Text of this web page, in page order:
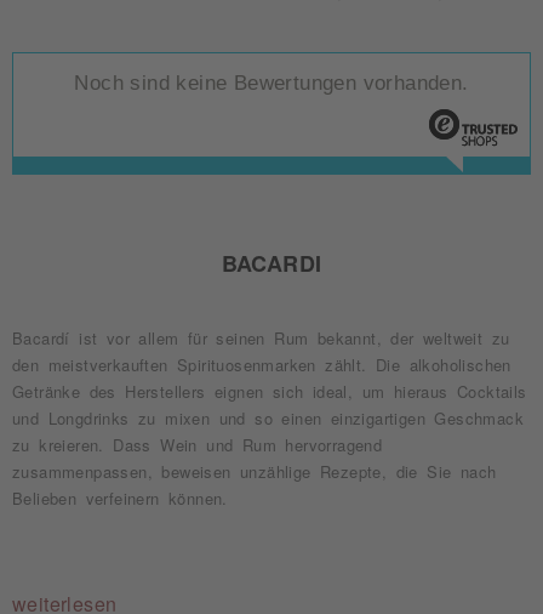
Noch sind keine Bewertungen vorhanden.
BACARDI
Bacardí ist vor allem für seinen Rum bekannt, der weltweit zu
den meistverkauften Spirituosenmarken zählt. Die alkoholischen
Getränke des Herstellers eignen sich ideal, um hieraus Cocktails
und Longdrinks zu mixen und so einen einzigartigen Geschmack
zu kreieren. Dass Wein und Rum hervorragend
zusammenpassen, beweisen unzählige Rezepte, die Sie nach
Belieben verfeinern können.
weiterlesen